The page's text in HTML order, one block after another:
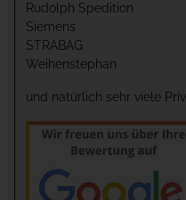
Rudolph Spedition
Siemens
STRABAG
Weihenstephan
und natürlich sehr viele